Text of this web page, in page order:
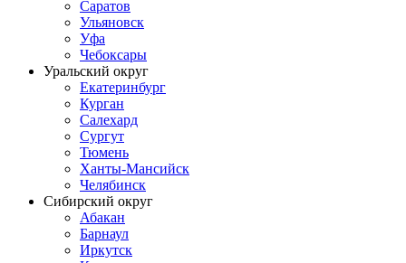
Саратов
Ульяновск
Уфа
Чебоксары
Уральский округ
Екатеринбург
Курган
Салехард
Сургут
Тюмень
Ханты-Мансийск
Челябинск
Сибирский округ
Абакан
Барнаул
Иркутск